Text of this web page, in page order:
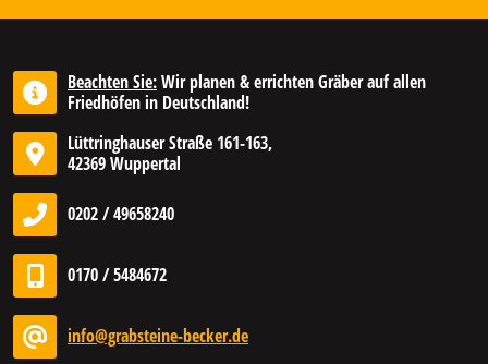
Beachten Sie:Wir planen & errichten Gräber auf allen
Friedhöfen in Deutschland!
Lüttringhauser Straße 161-163,
42369 Wuppertal
0202 / 49658240
0170 / 5484672
info@grabsteine-becker.de